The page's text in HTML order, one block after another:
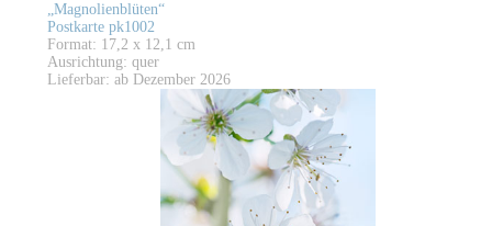
„Magnolienblüten“
Postkarte pk1002
Format: 17,2 x 12,1 cm
Ausrichtung: quer
Lieferbar: ab Dezember 2026